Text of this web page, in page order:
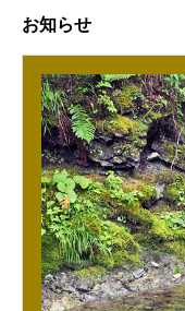
お知らせ